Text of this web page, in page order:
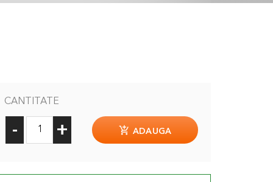
CANTITATE
- + ADAUGA